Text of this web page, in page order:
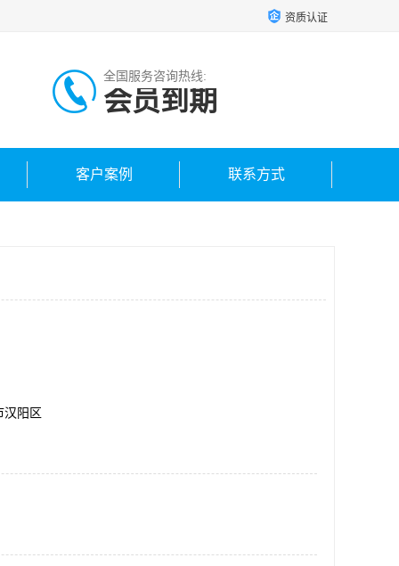
资质认证
全国服务咨询热线:
会员到期
客户案例 联系方式
汉阳区